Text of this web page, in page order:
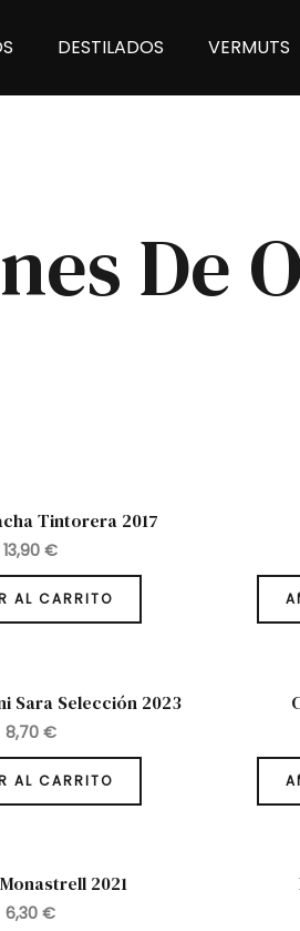
DESTILADOS VERMUTS
De
Tintorera 2017
13,90 €
AL CARRITO
Sara Selección 2023
8,70 €
AL CARRITO
2021
6,30 €